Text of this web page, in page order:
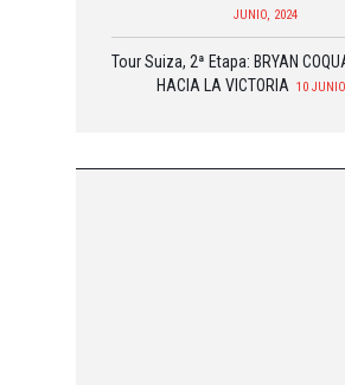
JUNIO, 2024
Tour Suiza, 2ª Etapa: BRYAN
HACIA LA VICTORIA 10